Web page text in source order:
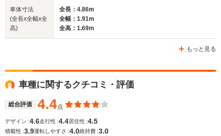
車体寸法
(全長x全幅x全
高)
全長：4.86m
全幅：1.91m
全高：1.69m
もっと見る
車種に関するクチコミ・評価
総合評価 4.4点
デザイン :4.6走行性 :4.4居住性 :4.5
積載性 :3.9運転しやすさ :4.0維持費 :3.0